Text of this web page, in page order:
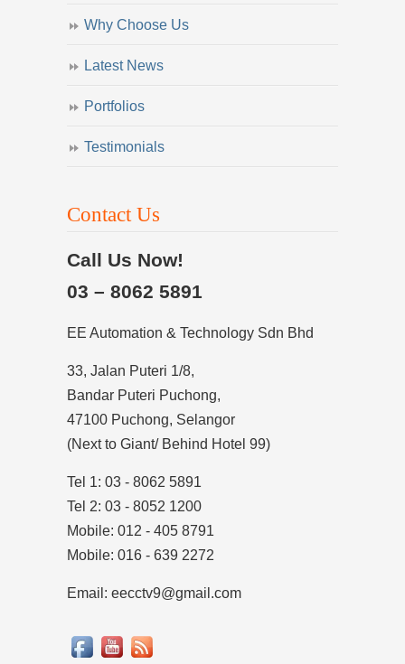
Why Choose Us
Latest News
Portfolios
Testimonials
Contact Us
Call Us Now!
03 – 8062 5891
EE Automation & Technology Sdn Bhd
33, Jalan Puteri 1/8,
Bandar Puteri Puchong,
47100 Puchong, Selangor
(Next to Giant/ Behind Hotel 99)
Tel 1: 03 - 8062 5891
Tel 2: 03 - 8052 1200
Mobile: 012 - 405 8791
Mobile: 016 - 639 2272
Email: eecctv9@gmail.com